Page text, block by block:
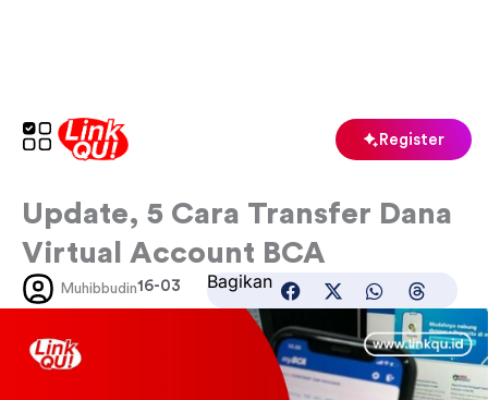
Register
Update, 5 Cara Transfer Dana
Virtual Account BCA
Muhibbudin16-03 Bagikan